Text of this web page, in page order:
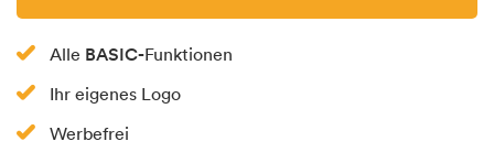
Alle BASIC-Funktionen
Ihr eigenes Logo
Werbefrei